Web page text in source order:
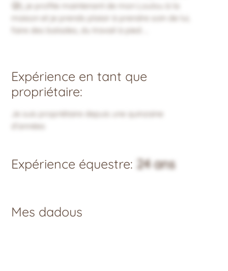
🥲), je profite maintenant de mon Loulou à la
maison et je prends plaisir à prendre soin de lui,
faire des balades, du travail à pied …
Expérience en tant que
propriétaire:
Je suis propriétaire depuis une quinzaine
d’années
Expérience équestre: 24 ans
Mes dadous